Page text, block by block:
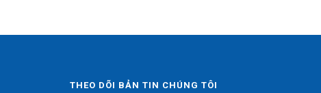
THEO DÕI BẢN TIN CHÚNG TÔI